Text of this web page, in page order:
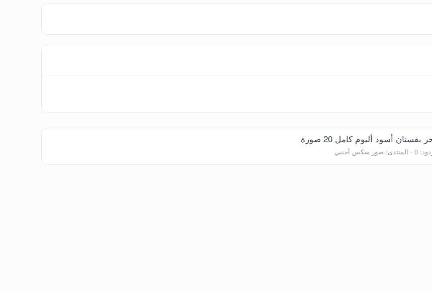
أسود ألبوم كامل 20 صورة
0 المنتدى: صور سكس أجنبي